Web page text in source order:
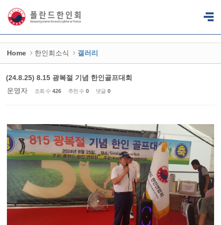
Home 한인회소식 갤러리
(24.8.25) 8.15 광복절 기념 한인골프대회
운영자
조회 수 426 추천 수 0 댓글 0